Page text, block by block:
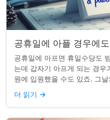
공휴일에 아플 경우에
공휴일에 아프면 휴일수당도
는데 갑자기 아프게 되는 경우
원에 입원했을 수도 있죠. 그날
이는 흔한 질문이며, 답변은 주...
더 읽기 →